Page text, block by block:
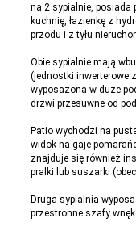
na 2 sypialnie,
kuchnię, łazienkę z
przodu i z tyłu
Obie sypialnie mają
(jednostki inwerterowe
wyposażona w duże
drzwi przesuwne od
Patio wychodzi na
widok na gaje
znajduje się również
pralki lub suszarki
Druga sypialnia
przestronne szafy